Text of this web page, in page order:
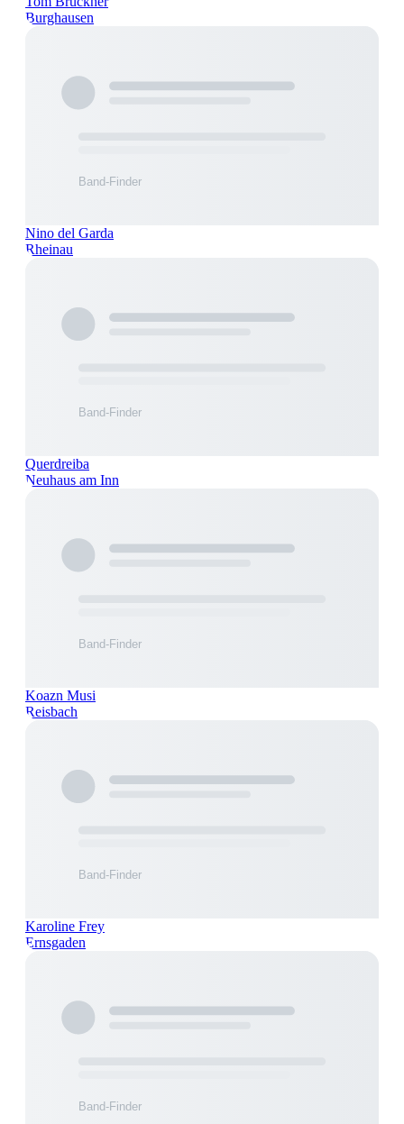
Burghausen
Nino del Garda
Rheinau
Querdreiba
Neuhaus am Inn
Koazn Musi
Reisbach
Karoline Frey
Ernsgaden